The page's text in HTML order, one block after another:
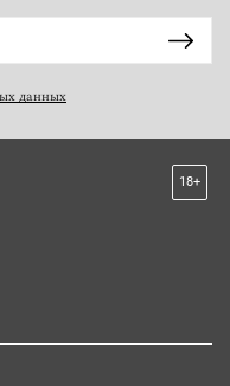
данных
18+